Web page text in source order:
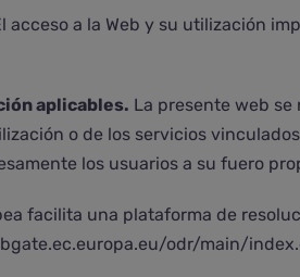
acceso a la Web y su utilización
aplicables. La presente web
o de los servicios
los usuarios a su fuero
facilita una plataforma de
odr/main/